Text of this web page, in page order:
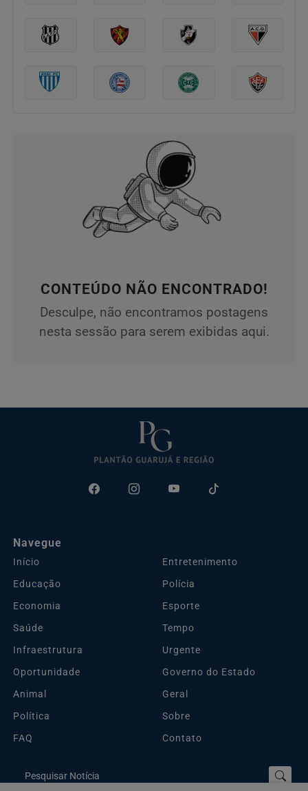
CONTEÚDO NÃO ENCONTRADO!
Desculpe, não encontramos postagens
nesta sessão para serem exibidas aqui.
Navegue
Início
Entretenimento
Educação
Polícia
Economia
Esporte
Saúde
Tempo
Infraestrutura
Urgente
Oportunidade
Governo do Estado
Animal
Geral
Política
Sobre
FAQ
Contato
Pesquisar Notícia